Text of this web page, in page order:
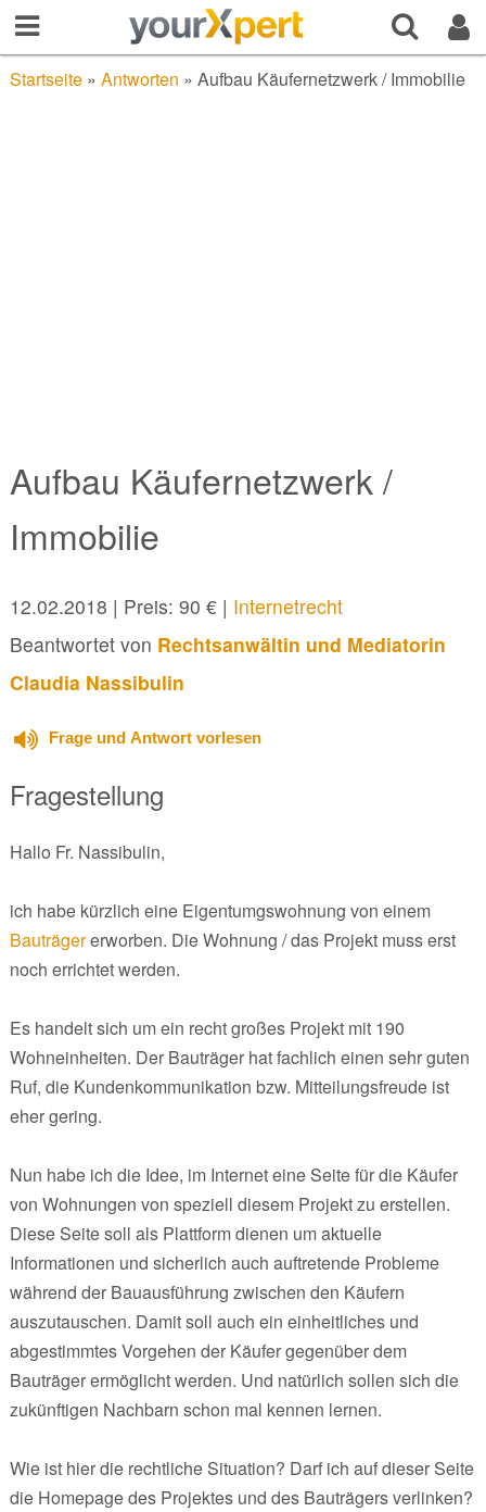
Startseite» Antworten » Aufbau Käufernetzwerk / Immobilie
Aufbau Käufernetzwerk /
Immobilie
12.02.2018 | Preis: 90 € | Internetrecht
Beantwortet von Rechtsanwältin und Mediatorin
Claudia Nassibulin
Frage und Antwort vorlesen
Fragestellung
Hallo Fr. Nassibulin,
ich habe kürzlich eine Eigentumgswohnung von einem
Bauträgererworben. Die Wohnung / das Projekt muss erst
noch errichtet werden.
Es handelt sich um ein recht großes Projekt mit 190
Wohneinheiten. Der Bauträger hat fachlich einen sehr guten
Ruf, die Kundenkommunikation bzw. Mitteilungsfreude ist
eher gering.
Nun habe ich die Idee, im Internet eine Seite für die Käufer
von Wohnungen von speziell diesem Projekt zu erstellen.
Diese Seite soll als Plattform dienen um aktuelle
Informationen und sicherlich auch auftretende Probleme
während der Bauausführung zwischen den Käufern
auszutauschen. Damit soll auch ein einheitliches und
abgestimmtes Vorgehen der Käufer gegenüber dem
Bauträger ermöglicht werden. Und natürlich sollen sich die
zukünftigen Nachbarn schon mal kennen lernen.
Wie ist hier die rechtliche Situation? Darf ich auf dieser Seite
die Homepage des Projektes und des Bauträgers verlinken?